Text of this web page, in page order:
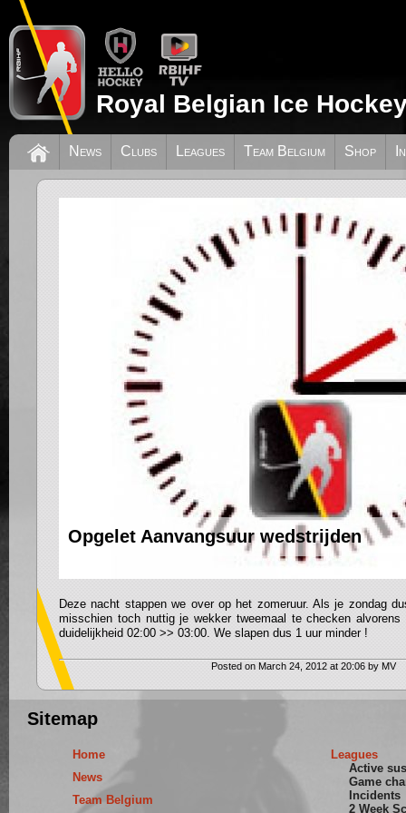
Royal Belgian Ice
News Clubs Leagues Team Belgium Shop
Opgelet Aanvangsuur wedstrijden
Deze nacht stappen we over op het zomeruur. Als je zondag
misschien toch nuttig je wekker tweemaal te checken
duidelijkheid 02:00 >> 03:00. We slapen dus 1 uur minder !
Posted on March 24, 2012 at 20:06 by MV
Sitemap
Home
News
Team Belgium
Leagues
Active
Game
Incidents
2 Week